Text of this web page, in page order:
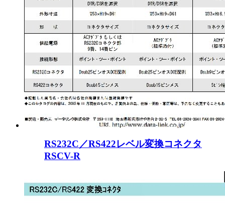
RS232C／RS422レベル変換コネクタ
RSCV-R